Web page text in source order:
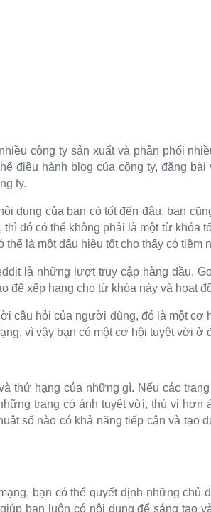
công ty sản xuất và phân phối
điều hành blog của công ty, đăng bài
ty.
dung của bạn có tốt đến đâu, bạn
đó có thể không phải là một từ khóa
là một dấu hiệu tốt cho thấy có tiềm
là những lượt truy cập hàng đầu,
để xếp hạng cho từ khóa này và hoạt
câu hỏi của người dùng, đó là một cơ
vì vậy bạn có một cơ hội tuyệt vời ở
thứ hạng của những gì. Nếu các
trang có ảnh tuyệt vời, thú vị hơn
số nào có khả năng tiếp cận và tạo
bạn có thể quyết định những chủ
bạn luôn có nội dung để sáng tạo